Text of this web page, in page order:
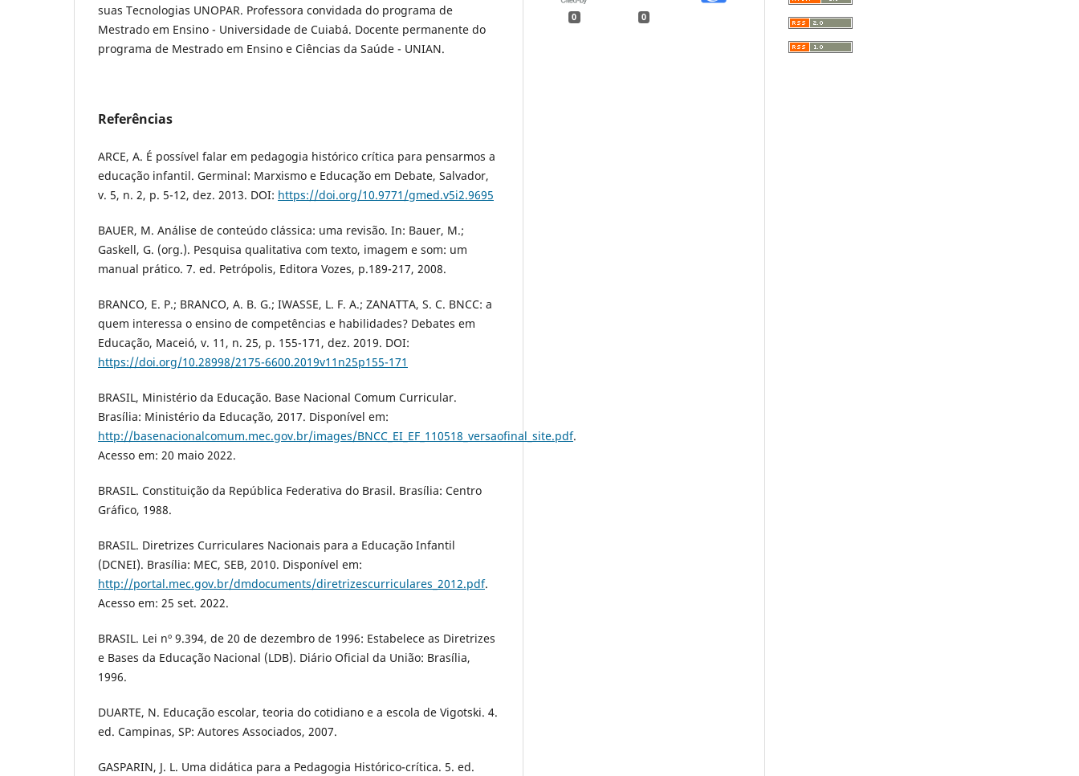
suas Tecnologias UNOPAR. Professora convidada do programa de
Mestrado em Ensino - Universidade de Cuiabá. Docente permanente do
programa de Mestrado em Ensino e Ciências da Saúde - UNIAN.
Referências
ARCE, A. É possível falar em pedagogia histórico crítica para pensarmos a
educação infantil. Germinal: Marxismo e Educação em Debate, Salvador,
v. 5, n. 2, p. 5-12, dez. 2013. DOI: https://doi.org/10.9771/gmed.v5i2.9695
BAUER, M. Análise de conteúdo clássica: uma revisão. In: Bauer, M.;
Gaskell, G. (org.). Pesquisa qualitativa com texto, imagem e som: um
manual prático. 7. ed. Petrópolis, Editora Vozes, p.189-217, 2008.
BRANCO, E. P.; BRANCO, A. B. G.; IWASSE, L. F. A.; ZANATTA, S. C. BNCC: a
quem interessa o ensino de competências e habilidades? Debates em
Educação, Maceió, v. 11, n. 25, p. 155-171, dez. 2019. DOI:
https://doi.org/10.28998/2175-6600.2019v11n25p155-171
BRASIL, Ministério da Educação. Base Nacional Comum Curricular.
Brasília: Ministério da Educação, 2017. Disponível em:
http://basenacionalcomum.mec.gov.br/images/BNCC_EI_EF_110518_versaofinal_site.pdf.
Acesso em: 20 maio 2022.
BRASIL. Constituição da República Federativa do Brasil. Brasília: Centro
Gráfico, 1988.
BRASIL. Diretrizes Curriculares Nacionais para a Educação Infantil
(DCNEI). Brasília: MEC, SEB, 2010. Disponível em:
http://portal.mec.gov.br/dmdocuments/diretrizescurriculares_2012.pdf.
Acesso em: 25 set. 2022.
BRASIL. Lei nº 9.394, de 20 de dezembro de 1996: Estabelece as Diretrizes
e Bases da Educação Nacional (LDB). Diário Oficial da União: Brasília,
1996.
DUARTE, N. Educação escolar, teoria do cotidiano e a escola de Vigotski. 4.
ed. Campinas, SP: Autores Associados, 2007.
GASPARIN, J. L. Uma didática para a Pedagogia Histórico-crítica. 5. ed.
0 0